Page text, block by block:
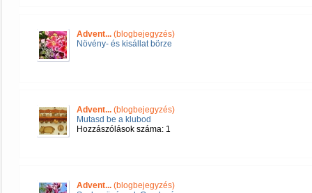
Advent... (blogbejegyzés)
Növény- és kisállat börze
Advent... (blogbejegyzés)
Mutasd be a klubod
Hozzászólások száma: 1
Advent... (blogbejegyzés)